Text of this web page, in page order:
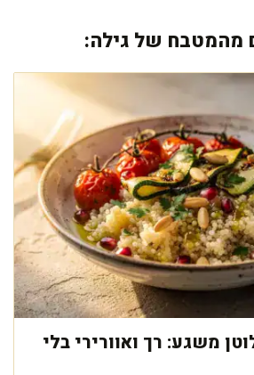
מהמטבח של גילה:
משגע: רך ואוורירי בלי